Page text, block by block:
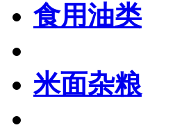
食用油类
米面杂粮